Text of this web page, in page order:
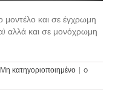
μοντέλο και σε έγχρωμη
αλλά και σε μονόχρωμη
Μη κατηγοριοποιημένο
0